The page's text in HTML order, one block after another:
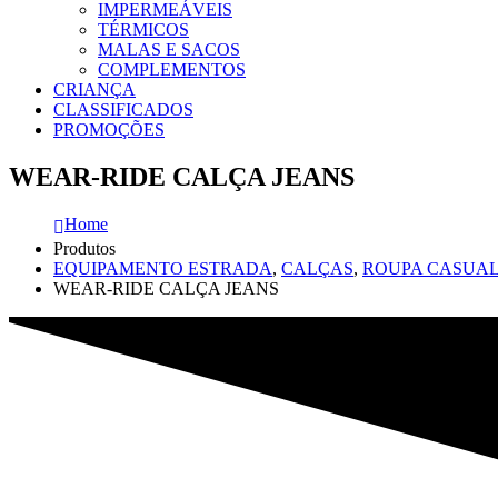
IMPERMEÁVEIS
TÉRMICOS
MALAS E SACOS
COMPLEMENTOS
CRIANÇA
CLASSIFICADOS
PROMOÇÕES
WEAR-RIDE CALÇA JEANS
Home
Produtos
EQUIPAMENTO ESTRADA, CALÇAS, ROUPA
WEAR-RIDE CALÇA JEANS